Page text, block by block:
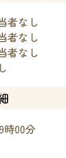
者なし
者なし
者なし
時00分